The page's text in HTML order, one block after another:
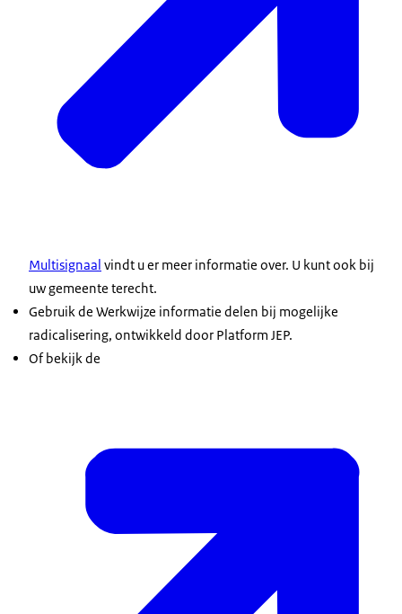
Multisignaal vindt u er meer informatie over. U kunt ook bij
uw gemeente terecht.
Gebruik de Werkwijze informatie delen bij mogelijke
radicalisering, ontwikkeld door Platform JEP.
Of bekijk de